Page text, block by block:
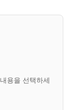
용을 선택하세